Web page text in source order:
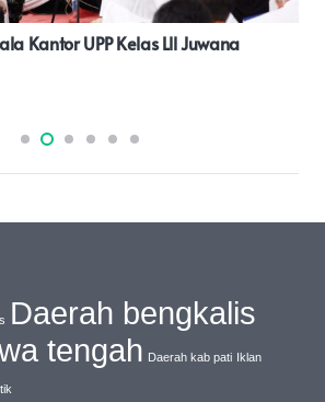
Di Bagikan Sebagai Bentuk Empati
Daerah bengkalis
tengah Daerah kab pati Iklan